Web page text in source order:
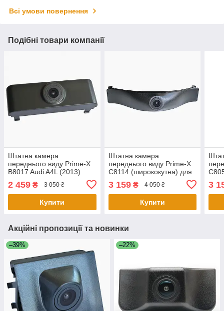
Всі умови повернення
Подібні товари компанії
Штатна камера
переднього виду Prime-X
B8017 Audi A4L (2013)
2 459 ₴ 3 050 ₴
Купити
Штатна камера
переднього виду Prime-X
C8114 (ширококутна) для
(Original)
3 159₴ 4 050 ₴
Купити
3
Акційні пропозиції та новинки
–39% –22%